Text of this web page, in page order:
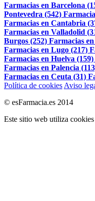
Farmacias en Barcelona
Pontevedra (542)
Farmacias en Cantabria
Farmacias en Valladolid
Burgos (252) Farmacias
Farmacias en Lugo (217)
Farmacias en Huelva (159)
Farmacias en Palencia
Farmacias en Ceuta (31)
Política de cookies Aviso
© esFarmacia.es 2014
Este sitio web utiliza